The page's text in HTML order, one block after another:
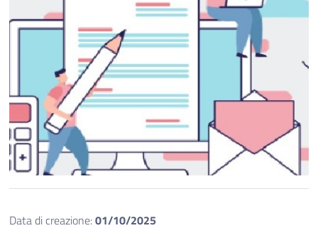
Data di creazione:01/10/2025